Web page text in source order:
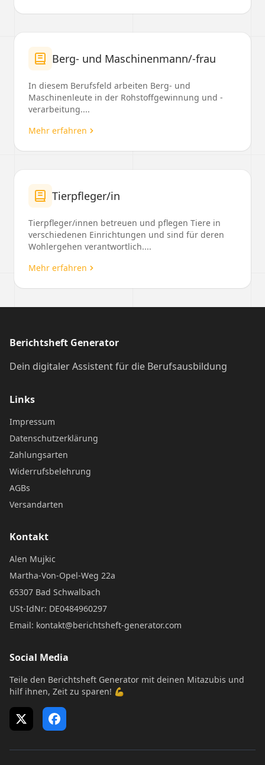
Berg- und Maschinenmann/-frau
In diesem Berufsfeld arbeiten Berg- und
Maschinenleute in der Rohstoffgewinnung und -
verarbeitung....
Mehr erfahren
Tierpfleger/in
Tierpfleger/innen betreuen und pflegen Tiere in
verschiedenen Einrichtungen und sind für deren
Wohlergehen verantwortlich....
Mehr erfahren
Berichtsheft Generator
Dein digitaler Assistent für die Berufsausbildung
Links
Impressum
Datenschutzerklärung
Zahlungsarten
Widerrufsbelehrung
AGBs
Versandarten
Kontakt
Alen Mujkic
Martha-Von-Opel-Weg 22a
65307 Bad Schwalbach
USt-IdNr: DE0484960297
Email: kontakt@berichtsheft-generator.com
Social Media
Teile den Berichtsheft Generator mit deinen Mitazubis und
hilf ihnen, Zeit zu sparen! 💪
X (Twitter)Facebook